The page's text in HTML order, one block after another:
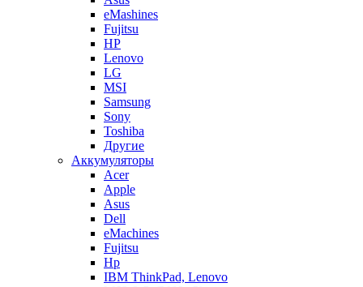
eMashines
Fujitsu
HP
Lenovo
LG
MSI
Samsung
Sony
Toshiba
Другие
Аккумуляторы
Acer
Apple
Asus
Dell
eMachines
Fujitsu
Hp
IBM ThinkPad, Lenovo